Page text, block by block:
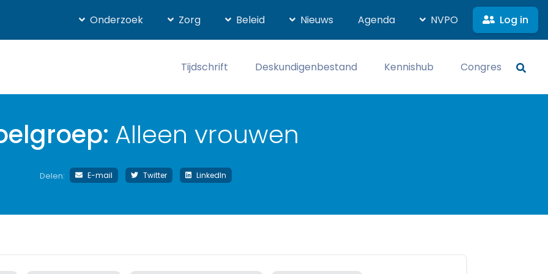
Onderzoek Zorg Beleid Nieuws Agenda NVPO Log in
Tijdschrift Deskundigenbestand Kennishub Congres
Alleen vrouwen
Delen: E-mail Twitter LinkedIn